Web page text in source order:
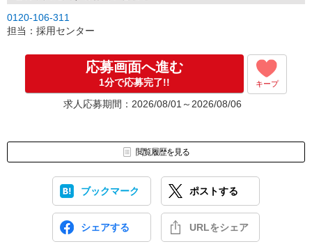
0120-106-311
担当：採用センター
応募画面へ進む
1分で応募完了!! キープ
求人応募期間：2026/08/01～2026/08/06
閲覧履歴を見る
ブックマーク ポストする
シェアする URLをシェア